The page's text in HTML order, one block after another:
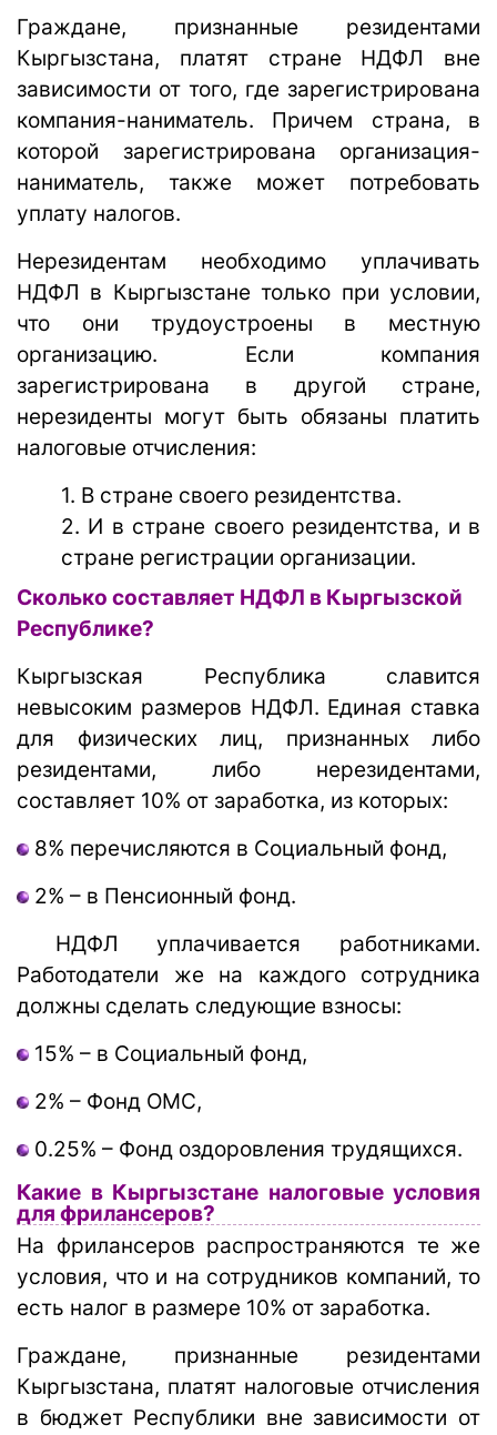
Граждане, признанные резидентами
Кыргызстана, платят стране НДФЛ вне
зависимости от того, где зарегистрирована
компания-наниматель. Причем страна, в
которой зарегистрирована организация-
наниматель, также может потребовать
уплату налогов.
Нерезидентам необходимо уплачивать
НДФЛ в Кыргызстане только при условии,
что они трудоустроены в местную
организацию. Если компания
зарегистрирована в другой стране,
нерезиденты могут быть обязаны платить
налоговые отчисления:
1. В стране своего резидентства.
2. И в стране своего резидентства, и в
стране регистрации организации.
Сколько составляет НДФЛ в Кыргызской
Республике?
Кыргызская Республика славится
невысоким размеров НДФЛ. Единая ставка
для физических лиц, признанных либо
резидентами, либо нерезидентами,
составляет 10% от заработка, из которых:
8% перечисляются в Социальный фонд,
2% – в Пенсионный фонд.
НДФЛ уплачивается работниками.
Работодатели же на каждого сотрудника
должны сделать следующие взносы:
15% – в Социальный фонд,
2% – Фонд ОМС,
0.25% – Фонд оздоровления трудящихся.
Какие в Кыргызстане налоговые условия
для фрилансеров?
На фрилансеров распространяются те же
условия, что и на сотрудников компаний, то
есть налог в размере 10% от заработка.
Граждане, признанные резидентами
Кыргызстана, платят налоговые отчисления
в бюджет Республики вне зависимости от